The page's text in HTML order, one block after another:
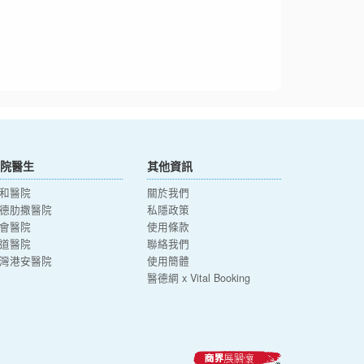
醫生
醫院
肋撒醫院
醫院
醫院
港安醫院
其他資訊
關於我們
私隱政策
使用條款
聯絡我們
使用簡體
醫德網 x Vital Booking